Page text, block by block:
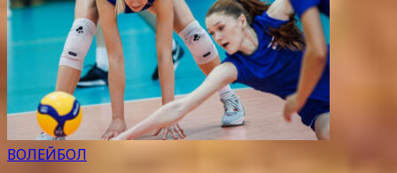
ВОЛЕЙБОЛ